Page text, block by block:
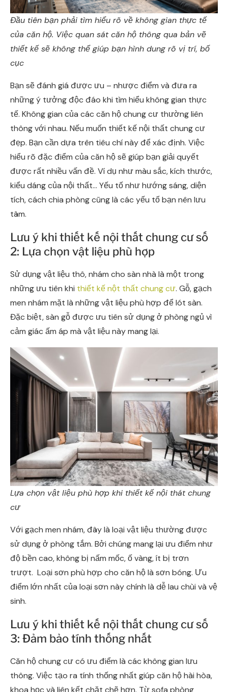
Đầu tiên bạn phải tìm hiểu rõ về không gian thực tế
của căn hộ. Việc quan sát căn hộ thông qua bản vẽ
thiết kế sẽ không thể giúp bạn hình dung rõ vị trí, bố
cục
Bạn sẽ đánh giá được ưu – nhược điểm và đưa ra
những ý tưởng độc đáo khi tìm hiểu không gian thực
tế. Không gian của các căn hộ chung cư thường liên
thông với nhau. Nếu muốn thiết kế nội thất chung cư
đẹp. Bạn cần dựa trên tiêu chí này để xác định. Việc
hiểu rõ đặc điểm của căn hộ sẽ giúp bạn giải quyết
được rất nhiều vấn đề. Ví dụ như màu sắc, kích thước,
kiểu dáng của nội thất… Yếu tố như hướng sáng, diện
tích, cách chia phòng cũng là các yếu tố bạn nên lưu
tâm.
Lưu ý khi thiết kế nội thất chung cư số
2: Lựa chọn vật liệu phù hợp
Sử dụng vật liệu thô, nhám cho sàn nhà là một trong
những ưu tiên khi thiết kế nột thất chungcư. Gỗ, gạch
men nhám mặt là những vật liệu phù hợp để lót sàn.
Đặc biệt, sàn gỗ được ưu tiên sử dụng ở phòng ngủ vì
cảm giác ấm áp mà vật liệu này mang lại.
Lựa chọn vật liệu phù hợp khi thiết kế nội thát chung
cư
Với gạch men nhám, đây là loại vật liệu thường được
sử dụng ở phòng tắm. Bởi chúng mang lại ưu điểm như
độ bền cao, không bị nấm mốc, ố vàng, ít bị trơn
trượt. Loại sơn phù hợp cho căn hộ là sơn bóng. Ưu
điểm lớn nhất của loại sơn này chính là dễ lau chùi và vệ
sinh.
Lưu ý khi thiết kế nội thất chung cư số
3: Đảm bảo tính thống nhất
Căn hộ chung cư có ưu điểm là các không gian lưu
thông. Việc tạo ra tính thống nhất giúp căn hộ hài hòa,
khoa học và liên kết chặt chẽ hơn. Từ sofa phòng